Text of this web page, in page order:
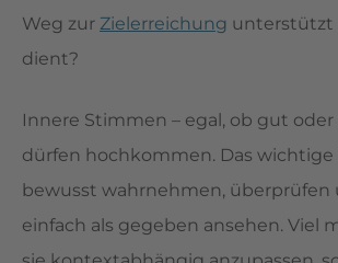
Weg zur Zielerreichung unterstützt
dient?
Innere Stimmen – egal, ob gut oder
dürfen hochkommen. Das wichtige
bewusst wahrnehmen, überprüfen
einfach als gegeben ansehen. Viel